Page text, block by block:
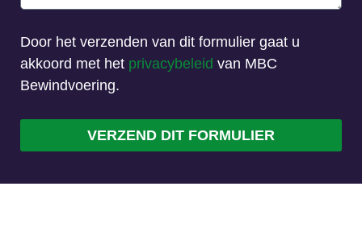
Door het verzenden van dit formulier gaat u
akkoord met het privacybeleid van MBC
Bewindvoering.
VERZEND DIT FORMULIER